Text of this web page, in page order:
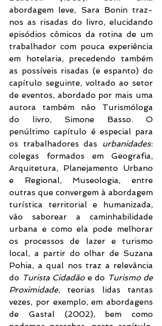
abordagem leve, Sara Bonin traz-
nos as risadas do livro, elucidando
episódios cômicos da rotina de um
trabalhador com pouca experiência
em hotelaria, precedendo também
as possíveis risadas (e espanto) do
capítulo seguinte, voltado ao setor
de eventos, abordado por mais uma
autora também não Turismóloga
do livro, Simone Basso. O
penúltimo capítulo é especial para
os trabalhadores das
urbanidades:
colegas formados em Geografia,
Arquitetura, Planejamento Urbano
e Regional, Museologia, entre
outras que convergem à abordagem
turística territorial e humanizada,
vão saborear a caminhabilidade
urbana e como ela pode melhorar
os processos de lazer e turismo
local, a partir do olhar de Suzana
Pohia, a qual nos traz a relevância
do Turista Cidadão e do Turismo de
Proximidade, teorias lidas tantas
vezes, por exemplo, em abordagens
de Gastal (2002), bem como